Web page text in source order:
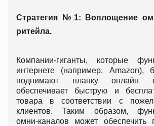
Стратегия №1: Воплощение
ритейла.
Компании-гиганты, которые
интернете (например, Amazon),
поднимают планку онлайн
обеспечивает быструю и
товара в соответствии с
клиентов. Таким образом,
омни-каналов может обеспечить